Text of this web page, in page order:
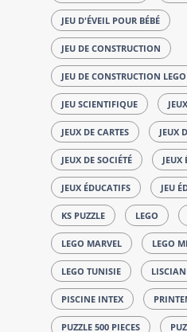
JEU D'ÉVEIL POUR BÉBÉ
JEU DE CONSTRUCTION
JEU DE CONSTRUCTION LEGO
JEU SCIENTIFIQUE
JEUX DE CARTES JEUX
JEUX DE SOCIÉTÉ JEUX
JEUX ÉDUCATIFS JEU
KS PUZZLE LEGO
LEGO MARVEL LEGO
LEGO TUNISIE
PISCINE INTEX
PUZZLE 500 PIECES